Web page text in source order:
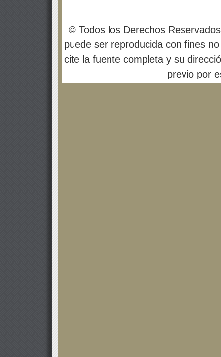
© Todos los Derechos
puede ser reproducida con fines
cite la fuente completa y su
previo por